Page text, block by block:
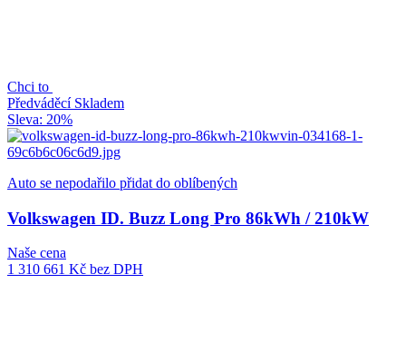
Chci to
Předváděcí Skladem
Sleva: 20%
Auto se nepodařilo přidat do oblíbených
Volkswagen ID. Buzz Long Pro 86kWh / 210kW
Naše cena
1 310 661 Kč bez DPH